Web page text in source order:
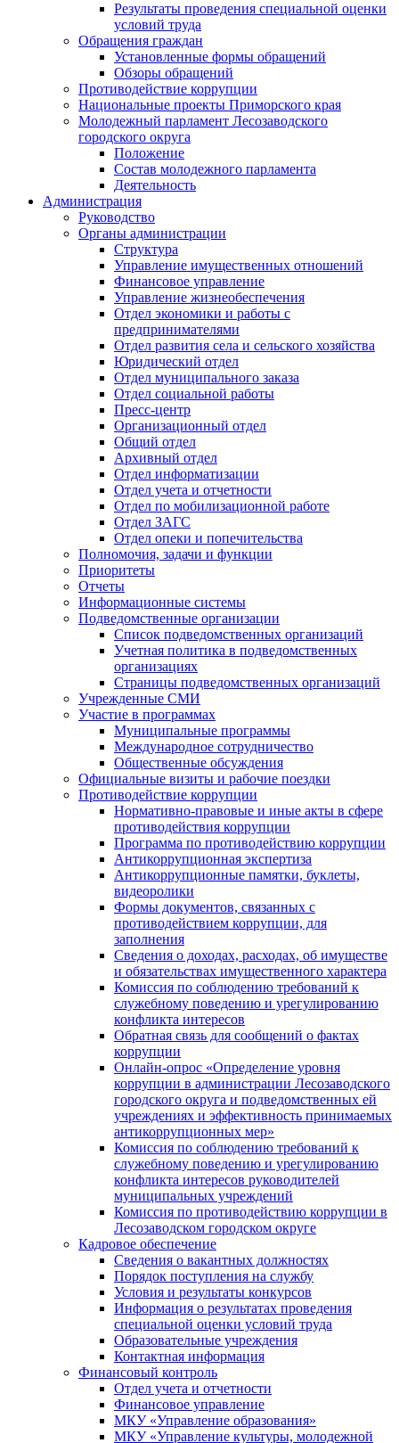
Результаты проведения специальной оценки
условий труда
Обращения граждан
Установленные формы обращений
Обзоры обращений
Противодействие коррупции
Национальные проекты Приморского края
Молодежный парламент Лесозаводского
городского округа
Положение
Состав молодежного парламента
Деятельность
Администрация
Руководство
Органы администрации
Структура
Управление имущественных отношений
Финансовое управление
Управление жизнеобеспечения
Отдел экономики и работы с
предпринимателями
Отдел развития села и сельского хозяйства
Юридический отдел
Отдел муниципального заказа
Отдел социальной работы
Пресс-центр
Организационный отдел
Общий отдел
Архивный отдел
Отдел информатизации
Отдел учета и отчетности
Отдел по мобилизационной работе
Отдел ЗАГС
Отдел опеки и попечительства
Полномочия, задачи и функции
Приоритеты
Отчеты
Информационные системы
Подведомственные организации
Список подведомственных организаций
Учетная политика в подведомственных
организациях
Страницы подведомственных организаций
Учрежденные СМИ
Участие в программах
Муниципальные программы
Международное сотрудничество
Общественные обсуждения
Официальные визиты и рабочие поездки
Противодействие коррупции
Нормативно-правовые и иные акты в сфере
противодействия коррупции
Программа по противодействию коррупции
Антикоррупционная экспертиза
Антикоррупционные памятки, буклеты,
видеоролики
Формы документов, связанных с
противодействием коррупции, для
заполнения
Сведения о доходах, расходах, об имуществе
и обязательствах имущественного характера
Комиссия по соблюдению требований к
служебному поведению и урегулированию
конфликта интересов
Обратная связь для сообщений о фактах
коррупции
Онлайн-опрос «Определение уровня
коррупции в администрации Лесозаводского
городского округа и подведомственных ей
учреждениях и эффективность принимаемых
антикоррупционных мер»
Комиссия по соблюдению требований к
служебному поведению и урегулированию
конфликта интересов руководителей
муниципальных учреждений
Комиссия по противодействию коррупции в
Лесозаводском городском округе
Кадровое обеспечение
Сведения о вакантных должностях
Порядок поступления на службу
Условия и результаты конкурсов
Информация о результатах проведения
специальной оценки условий труда
Образовательные учреждения
Контактная информация
Финансовый контроль
Отдел учета и отчетности
Финансовое управление
МКУ «Управление образования»
МКУ «Управление культуры, молодежной